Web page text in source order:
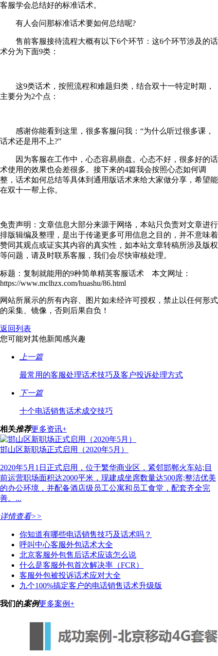
客服学会总结好的标准话术。
有人会问那标准话术要如何总结呢?
售前客服接待流程大概有以下6个环节：这6个环节涉及的话
术分为下面9类：
这9类话术，按照流程和难题归类，结合双十一特定时期，
主要分为2个点：
感谢你能看到这里，很多客服问我：“为什么听过很多课，
话术还是用不上?”
因为客服在工作中，心态容易崩盘。心态不好，很多好的话
术使用的效果也会差很多。接下来的4篇我会按照心态如何调
整，话术如何总结等具体到通用版话术来给大家做分享，希望能
在双十一帮上你。
免责声明：文章信息大部分来源于网络，本站只负责对文章进行
排版辑编及整理，是出于传递更多可用信息之目的，并不意味着
赞同其观点或证实其内容的真实性，如本站文章转稿所涉及版权
等问题，请及时联系客服，我们会尽快审核处理。
标题：复制就能用的9种简单精英客服话术 本文网址：
https://www.mclhzx.com/huashu/86.html
网站所展示的所有内容、图片如未经许可授权，禁止以任何形式
的采集、镜像，否则后果自负！
返回列表
您可能对其他新闻感兴趣
上一篇
最常用的客服处理话术技巧及客户投诉处理方式
下一篇
十个电话销售话术成交技巧
相关推荐更多资讯+
邯山区新职场正式启用（2020年5月）
2020年5月1日正式启用，位于繁华商业区，紧邻邯郸火车站;目
前运营职场面积达2000平米，现建成坐席数量达500席;整洁优美
的办公环境，并配备酒店级员工公寓和员工食堂，配套齐全完
善。...
详情查看>>
你知道有哪些电话销售技巧及话术吗？
呼叫中心客服外包话术大全
北京客服外包售后话术应该怎么说
什么是客服外包首次解决率（FCR）
客服外包被投诉话术应对大全
九个100%搞定客户的电话销售话术升级版
我们的案例更多案例+